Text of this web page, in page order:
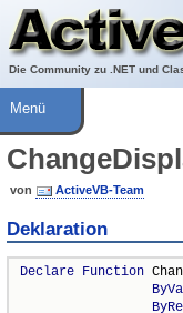
Die Community zu .NET und
Über ActiveVB
Hilfe
Menü
von ActiveVB-Team
Deklaration
Declare Function